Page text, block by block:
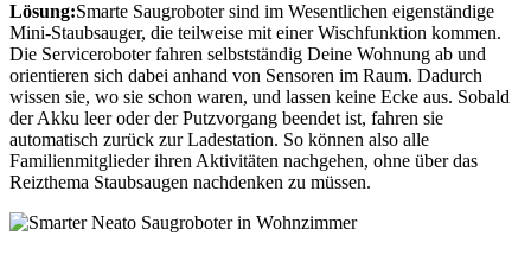
Lösung:Smarte Saugroboter sind im Wesentlichen eigenständige
Mini-Staubsauger, die teilweise mit einer Wischfunktion kommen.
Die Serviceroboter fahren selbstständig Deine Wohnung ab und
orientieren sich dabei anhand von Sensoren im Raum. Dadurch
wissen sie, wo sie schon waren, und lassen keine Ecke aus. Sobald
der Akku leer oder der Putzvorgang beendet ist, fahren sie
automatisch zurück zur Ladestation. So können also alle
Familienmitglieder ihren Aktivitäten nachgehen, ohne über das
Reizthema Staubsaugen nachdenken zu müssen.